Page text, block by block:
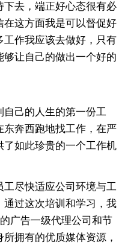
去，端正好心态很有必
这方面我是可以督促好
工作我应该去做好，只有
让自己的做出一个好的
己的人生的第一份工
奔西跑地找工作，在严
如此珍贵的一个工作机
尽快适应公司环境与工
过这次培训和学习，我
广告一级代理公司和节
拥有的优质媒体资源，